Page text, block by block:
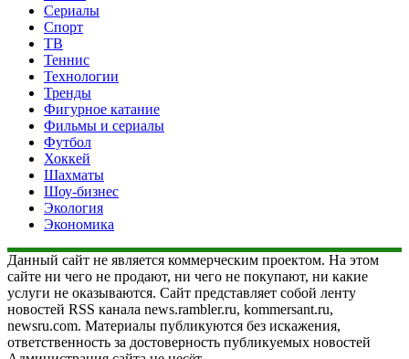
Сериалы
Спорт
ТВ
Теннис
Технологии
Тренды
Фигурное катание
Фильмы и сериалы
Футбол
Хоккей
Шахматы
Шоу-бизнес
Экология
Экономика
Данный сайт не является коммерческим проектом. На этом
сайте ни чего не продают, ни чего не покупают, ни какие
услуги не оказываются. Сайт представляет собой ленту
новостей RSS канала news.rambler.ru, kommersant.ru,
newsru.com. Материалы публикуются без искажения,
ответственность за достоверность публикуемых новостей